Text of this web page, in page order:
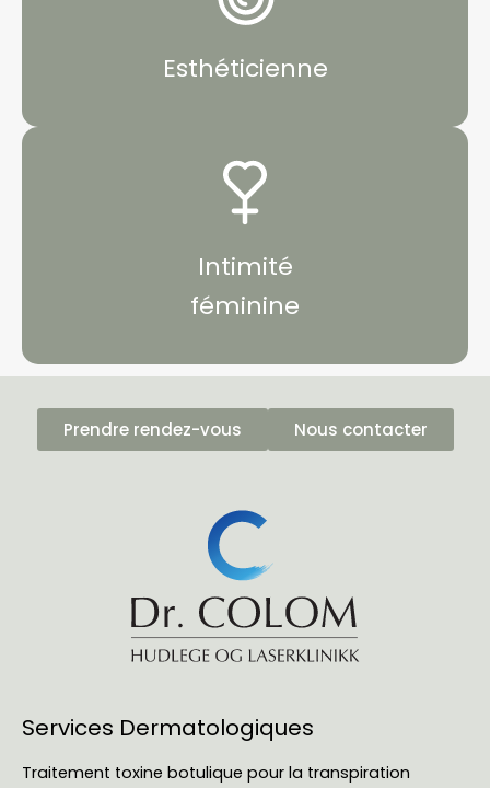
Esthéticienne
Intimité
féminine
Prendre rendez-vous Nous contacter
Services Dermatologiques
Traitement toxine botulique pour la transpiration